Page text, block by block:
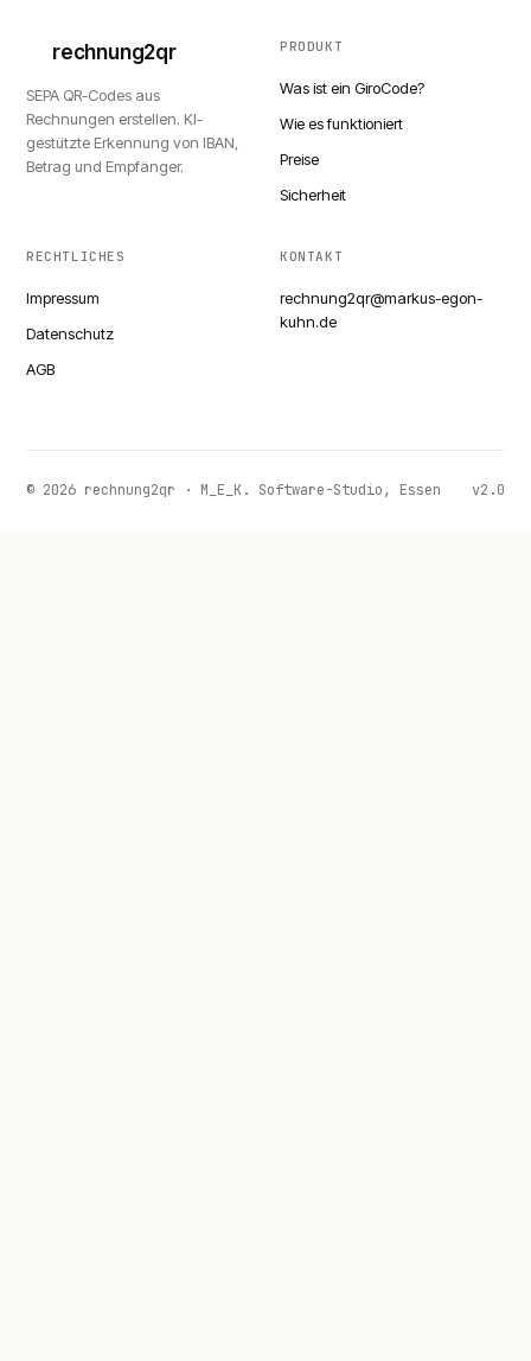
rechnung2qr
SEPA QR-Codes aus
Rechnungen erstellen. KI-
gestützte Erkennung von IBAN,
Betrag und Empfänger.
PRODUKT
Was ist ein GiroCode?
Wie es funktioniert
Preise
Sicherheit
RECHTLICHES
Impressum
Datenschutz
AGB
KONTAKT
rechnung2qr@markus-egon-
kuhn.de
© 2026 rechnung2qr · M_E_K. Software-Studio, Essen v2.0